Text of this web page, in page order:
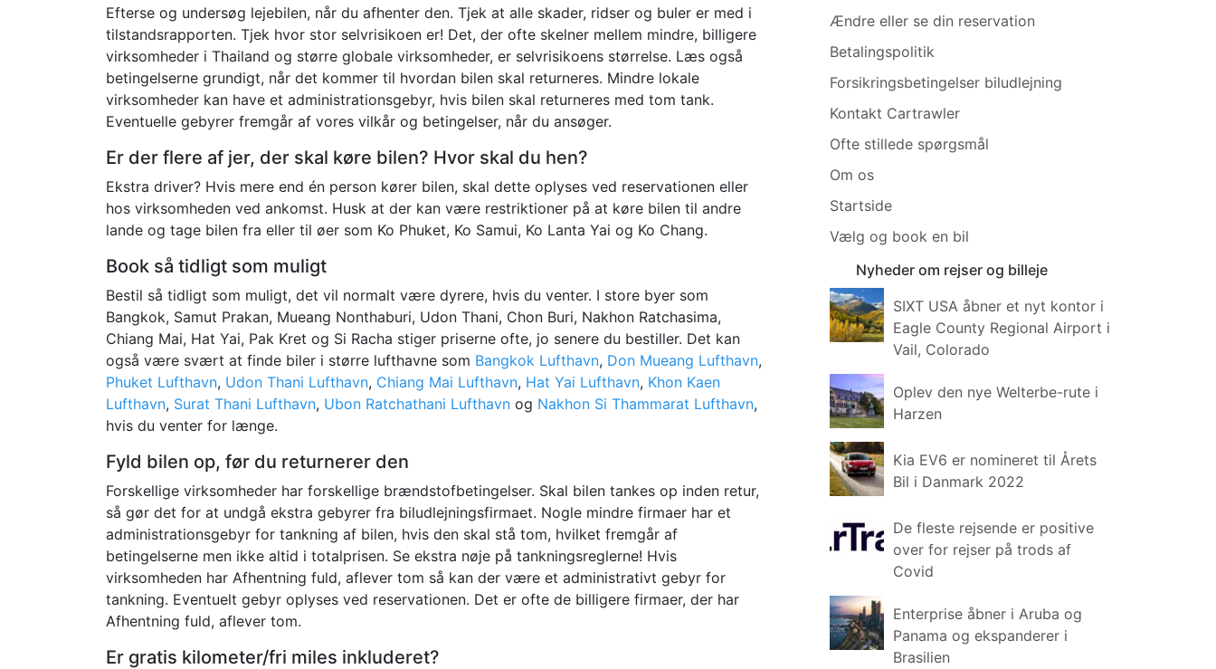
Efterse og undersøg lejebilen, når du afhenter den. Tjek at alle skader, ridser og buler er med i
tilstandsrapporten. Tjek hvor stor selvrisikoen er! Det, der ofte skelner mellem mindre, billigere
virksomheder i Thailand og større globale virksomheder, er selvrisikoens størrelse. Læs også
betingelserne grundigt, når det kommer til hvordan bilen skal returneres. Mindre lokale
virksomheder kan have et administrationsgebyr, hvis bilen skal returneres med tom tank.
Eventuelle gebyrer fremgår af vores vilkår og betingelser, når du ansøger.
Er der flere af jer, der skal køre bilen? Hvor skal du hen?
Ekstra driver? Hvis mere end én person kører bilen, skal dette oplyses ved reservationen eller
hos virksomheden ved ankomst. Husk at der kan være restriktioner på at køre bilen til andre
lande og tage bilen fra eller til øer som Ko Phuket, Ko Samui, Ko Lanta Yai og Ko Chang.
Book så tidligt som muligt
Bestil så tidligt som muligt, det vil normalt være dyrere, hvis du venter. I store byer som
Bangkok, Samut Prakan, Mueang Nonthaburi, Udon Thani, Chon Buri, Nakhon Ratchasima,
Chiang Mai, Hat Yai, Pak Kret og Si Racha stiger priserne ofte, jo senere du bestiller. Det kan
også være svært at finde biler i større lufthavne som Bangkok Lufthavn, Don Mueang Lufthavn,
Phuket Lufthavn, Udon Thani Lufthavn, Chiang Mai Lufthavn, Hat Yai Lufthavn, Khon Kaen
Lufthavn, Surat Thani Lufthavn, Ubon Ratchathani Lufthavn og Nakhon Si Thammarat Lufthavn,
hvis du venter for længe.
Fyld bilen op, før du returnerer den
Forskellige virksomheder har forskellige brændstofbetingelser. Skal bilen tankes op inden retur,
så gør det for at undgå ekstra gebyrer fra biludlejningsfirmaet. Nogle mindre firmaer har et
administrationsgebyr for tankning af bilen, hvis den skal stå tom, hvilket fremgår af
betingelserne men ikke altid i totalprisen. Se ekstra nøje på tankningsreglerne! Hvis
virksomheden har Afhentning fuld, aflever tom så kan der være et administrativt gebyr for
tankning. Eventuelt gebyr oplyses ved reservationen. Det er ofte de billigere firmaer, der har
Afhentning fuld, aflever tom.
Er gratis kilometer/fri miles inkluderet?
Ændre eller se din reservation
Betalingspolitik
Forsikringsbetingelser biludlejning
Kontakt Cartrawler
Ofte stillede spørgsmål
Om os
Startside
Vælg og book en bil
Nyheder om rejser og billeje
SIXT USA åbner et nyt kontor i
Eagle County Regional Airport i
Vail, Colorado
Oplev den nye Welterbe-rute i
Harzen
Kia EV6 er nomineret til Årets
Bil i Danmark 2022
De fleste rejsende er positive
over for rejser på trods af
Covid
Enterprise åbner i Aruba og
Panama og ekspanderer i
Brasilien